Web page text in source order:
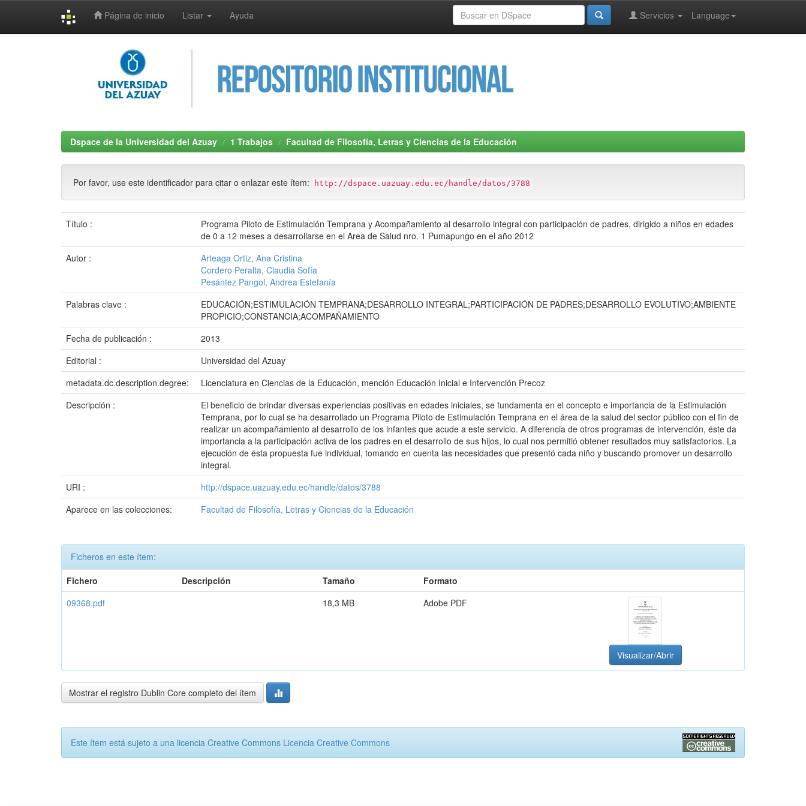
Página de inicio Listar Ayuda Language
Servicios
Dspace de la Universidad del Azuay 1 Trabajos Facultad de Filosofía, Letras y Ciencias de la Educación
Por favor, use este identificador para citar o enlazar este ítem: http://dspace.uazuay.edu.ec/handle/datos/3788
Título :
Programa Piloto de Estimulación Temprana y Acompañamiento al desarrollo integral con participación de padres, dirigido a niños en edades
de 0 a 12 meses a desarrollarse en el Area de Salud nro. 1 Pumapungo en el año 2012
Autor :
Arteaga Ortiz, Ana Cristina
Cordero Peralta, Claudia Sofía
Pesántez Pangol, Andrea Estefanía
Palabras clave :
EDUCACIÓN;ESTIMULACIÓN TEMPRANA;DESARROLLO INTEGRAL;PARTICIPACIÓN DE PADRES;DESARROLLO EVOLUTIVO;AMBIENTE
PROPICIO;CONSTANCIA;ACOMPAÑAMIENTO
Fecha de publicación :
2013
Editorial :
Universidad del Azuay
metadata.dc.description.degree:
Licenciatura en Ciencias de la Educación, mención Educación Inicial e Intervención Precoz
Descripción :
El beneficio de brindar diversas experiencias positivas en edades iniciales, se fundamenta en el concepto e importancia de la Estimulación
Temprana, por lo cual se ha desarrollado un Programa Piloto de Estimulación Temprana en el área de la salud del sector público con el fin de
realizar un acompañamiento al desarrollo de los infantes que acude a este servicio. A diferencia de otros programas de intervención, éste da
importancia a la participación activa de los padres en el desarrollo de sus hijos, lo cual nos permitió obtener resultados muy satisfactorios. La
ejecución de ésta propuesta fue individual, tomando en cuenta las necesidades que presentó cada niño y buscando promover un desarrollo
integral.
URI :
http://dspace.uazuay.edu.ec/handle/datos/3788
Aparece en las colecciones:
Facultad de Filosofía, Letras y Ciencias de la Educación
Ficheros en este ítem:
Fichero
Descripción Tamaño
Formato
09368.pdf
18,3 MB Adobe PDF
Visualizar/Abrir
Mostrar el registro Dublin Core completo del ítem
Este ítem está sujeto a una licencia Creative Commons Licencia Creative Commons